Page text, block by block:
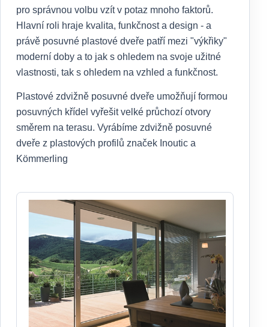
pro správnou volbu vzít v potaz mnoho faktorů.
Hlavní roli hraje kvalita, funkčnost a design - a
právě posuvné plastové dveře patří mezi "výkřiky"
moderní doby a to jak s ohledem na svoje užitné
vlastnosti, tak s ohledem na vzhled a funkčnost.
Plastové zdvižně posuvné dveře umožňují formou
posuvných křídel vyřešit velké průchozí otvory
směrem na terasu. Vyrábíme zdvižně posuvné
dveře z plastových profilů značek Inoutic a
Kömmerling